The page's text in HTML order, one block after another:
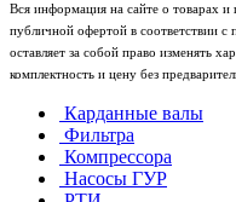
Вся информация на сайте о товарах и
публичной офертой в соответствии
оставляет за собой право изменять
комплектность и цену без
Карданные валы
Фильтра
Компрессора
Насосы ГУР